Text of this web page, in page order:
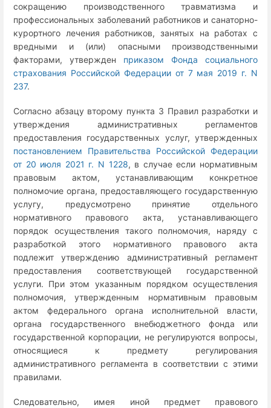
сокращению производственного травматизма и
профессиональных заболеваний работников и санаторно-
курортного лечения работников, занятых на работах с
вредными и (или) опасными производственными
факторами, утвержден приказом Фонда социального
страхования Российской Федерации от 7 мая 2019 г. N
237.
Согласно абзацу второму пункта 3 Правил разработки и
утверждения административных регламентов
предоставления государственных услуг, утвержденных
постановлением Правительства Российской Федерации
от 20 июля 2021 г. N 1228, в случае если нормативным
правовым актом, устанавливающим конкретное
полномочие органа, предоставляющего государственную
услугу, предусмотрено принятие отдельного
нормативного правового акта, устанавливающего
порядок осуществления такого полномочия, наряду с
разработкой этого нормативного правового акта
подлежит утверждению административный регламент
предоставления соответствующей государственной
услуги. При этом указанным порядком осуществления
полномочия, утвержденным нормативным правовым
актом федерального органа исполнительной власти,
органа государственного внебюджетного фонда или
государственной корпорации, не регулируются вопросы,
относящиеся к предмету регулирования
административного регламента в соответствии с этими
правилами.
Следовательно, имея иной предмет правового